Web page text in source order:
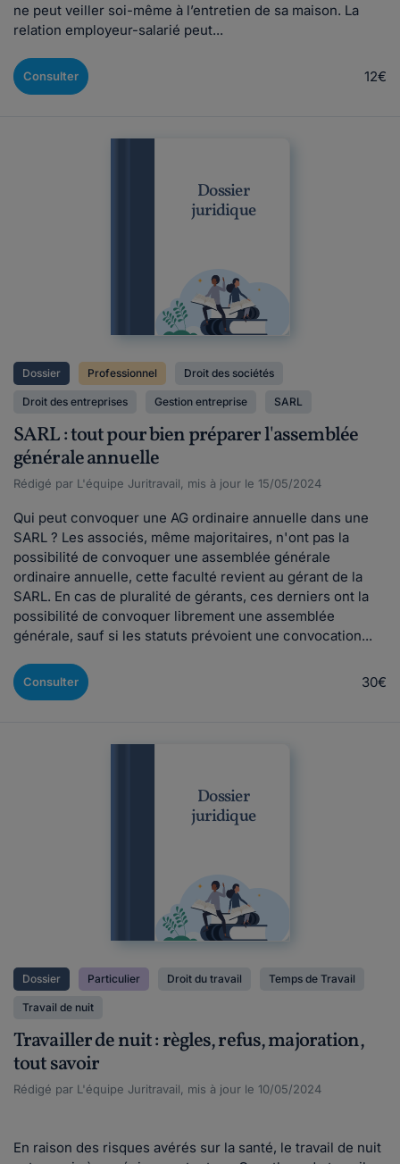
ne peut veiller soi-même à l’entretien de sa maison. La
relation employeur-salarié peut...
Consulter 12€
Dossier
juridique
Dossier Professionnel Droit des sociétés
Droit des entreprises Gestion entreprise SARL
SARL : tout pour bien préparer l'assemblée
générale annuelle
Rédigé par L'équipe Juritravail, mis à jour le 15/05/2024
Qui peut convoquer une AG ordinaire annuelle dans une
SARL ? Les associés, même majoritaires, n'ont pas la
possibilité de convoquer une assemblée générale
ordinaire annuelle, cette faculté revient au gérant de la
SARL. En cas de pluralité de gérants, ces derniers ont la
possibilité de convoquer librement une assemblée
générale, sauf si les statuts prévoient une convocation...
Consulter 30€
Dossier
juridique
Dossier Particulier Droit du travail Temps de Travail
Travail de nuit
Travailler de nuit : règles, refus, majoration,
tout savoir
Rédigé par L'équipe Juritravail, mis à jour le 10/05/2024
En raison des risques avérés sur la santé, le travail de nuit